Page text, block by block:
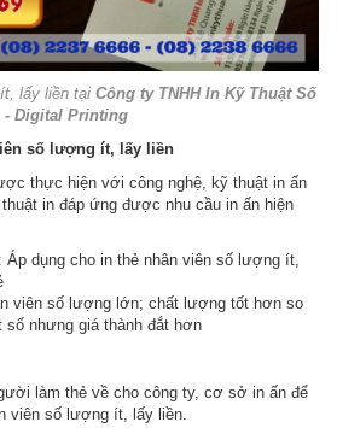
lấy liền tại Công ty TNHH In Kỹ Thuật Số
- Digital Printing
số lượng ít, lấy liền
thực hiện với công nghệ, kỹ thuật in ấn
in đáp ứng được nhu cầu in ấn hiện
Áp dụng cho in thẻ nhân viên số lượng ít,
viên số lượng lớn; chất lượng tốt hơn so
nhưng giá thành đắt hơn
làm thẻ về cho công ty, cơ sở in ấn để
viên số lượng ít, lấy liền.